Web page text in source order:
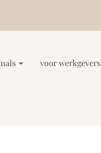
voor werkgevers